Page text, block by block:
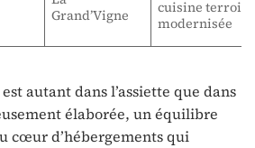
Grand’Vigne
cuisine terroir
modernisée
autant dans l’assiette que dans
élaborée, un équilibre
cœur d’hébergements qui